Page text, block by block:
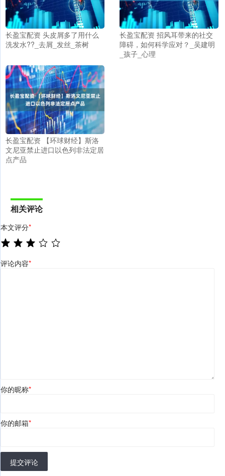
长盈宝配资 头皮屑多了用什么
洗发水??_去屑_发丝_茶树
长盈宝配资 招风耳带来的社交
障碍，如何科学应对？_吴建明
_孩子_心理
长盈宝配资 【环球财经】斯洛
文尼亚禁止进口以色列非法定居
点产品
相关评论
本文评分*
评论内容*
你的昵称*
你的邮箱*
提交评论